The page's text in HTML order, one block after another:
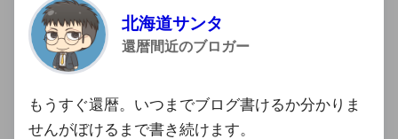
北海道サンタ
還暦間近のブロガー
もうすぐ還暦。いつまでブログ書けるか分かりま
せんがぼけるまで書き続けます。